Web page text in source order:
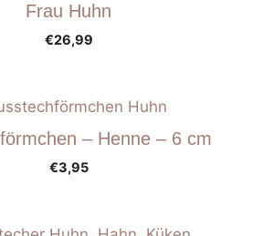
Frau Huhn
€26,99
– Henne – 6 cm
€3,95